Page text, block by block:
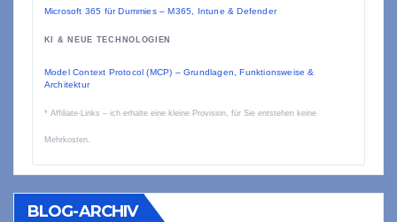
Microsoft 365 für Dummies – M365, Intune & Defender
KI & NEUE TECHNOLOGIEN
Model Context Protocol (MCP) – Grundlagen, Funktionsweise &
Architektur
* Affiliate-Links – ich erhalte eine kleine Provision, für Sie entstehen keine
Mehrkosten.
BLOG-ARCHIV